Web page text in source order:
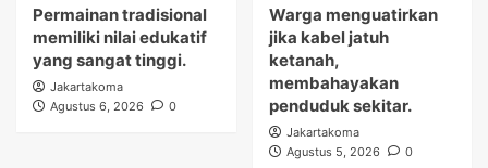
Permainan tradisional
memiliki nilai edukatif
yang sangat tinggi.
Jakartakoma
Agustus 6, 2026
0
Warga menguatirkan
jika kabel jatuh
ketanah,
membahayakan
penduduk sekitar.
Jakartakoma
Agustus 5, 2026
0